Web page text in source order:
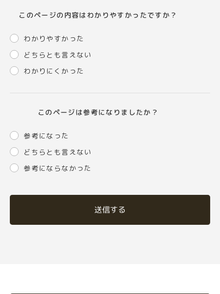
このページの内容はわかりやすかったですか？
わかりやすかった
どちらとも言えない
わかりにくかった
このページは参考になりましたか？
参考になった
どちらとも言えない
参考にならなかった
送信する